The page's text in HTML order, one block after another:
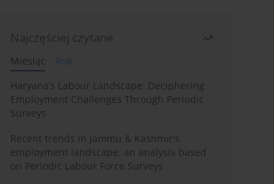
Najczęściej czytane
Miesiąc
Rok
Haryana’s Labour Landscape: Deciphering
Employment Challenges Through Periodic
Surveys
Recent trends in Jammu & Kashmir's
employment landscape: an analysis based
on Periodic Labour Force Surveys